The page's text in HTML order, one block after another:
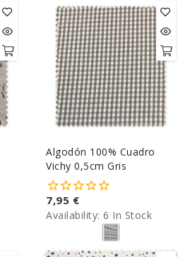
Algodón 100% Cuadro
Vichy 0,5cm Gris
7,95 €
Availability: 6 In Stock